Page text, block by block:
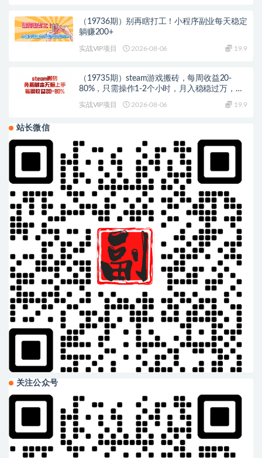
（19736期）别再瞎打工！小程序副业每天稳定
躺赚200+
实战VIP项目 2026-08-06 19.9
（19735期）steam游戏搬砖，每周收益20-
80%，只需操作1-2个小时，月入稳稳过万，零
实战VIP项目 2026-08-06 19.9
站长微信
关注公众号